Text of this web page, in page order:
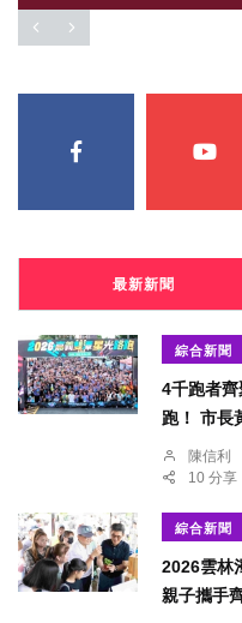
最新新聞
綜合新聞
4千跑者
跑！ 市長
陳信利
10 分享
綜合新聞
2026雲林
親子攜手